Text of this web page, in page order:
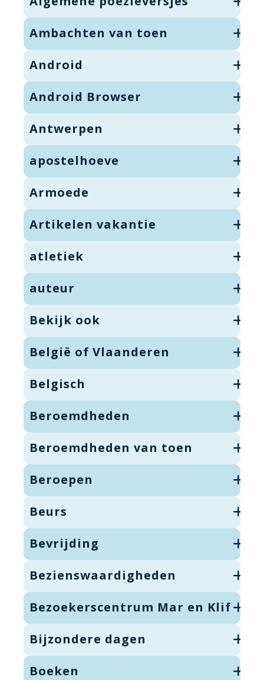
Ambachten van toen
Android
Android Browser
Antwerpen
apostelhoeve
Armoede
Artikelen vakantie
atletiek
auteur
Bekijk ook
België of Vlaanderen
Belgisch
Beroemdheden
Beroemdheden van toen
Beroepen
Beurs
Bevrijding
Bezienswaardigheden
Bezoekerscentrum Mar en Klif
Bijzondere dagen
Boeken